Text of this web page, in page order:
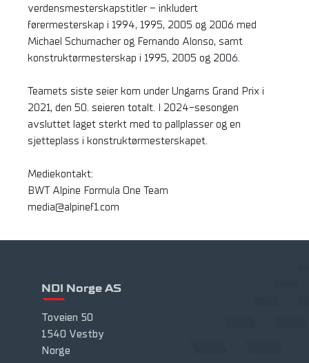
verdensmesterskapstitler – inkludert
førermesterskap i 1994, 1995, 2005 og 2006 med
Michael Schumacher og Fernando Alonso, samt
konstruktørmesterskap i 1995, 2005 og 2006.
Teamets siste seier kom under Ungarns Grand Prix i
2021, den 50. seieren totalt. I 2024-sesongen
avsluttet laget sterkt med to pallplasser og en
sjetteplass i konstruktørmesterskapet.
Mediekontakt:
BWT Alpine Formula One Team
media@alpinef1.com
NDI Norge AS
Toveien 50
1540 Vestby
Norge